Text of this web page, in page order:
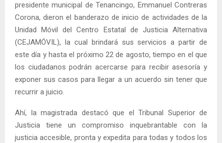
presidente municipal de Tenancingo, Emmanuel Contreras
Corona, dieron el banderazo de inicio de actividades de la
Unidad Móvil del Centro Estatal de Justicia Alternativa
(CEJAMÓVIL), la cual brindará sus servicios a partir de
este día y hasta el próximo 22 de agosto, tiempo en el que
los ciudadanos podrán acercarse para recibir asesoría y
exponer sus casos para llegar a un acuerdo sin tener que
recurrir a juicio.
Ahí, la magistrada destacó que el Tribunal Superior de
Justicia tiene un compromiso inquebrantable con la
justicia accesible, pronta y expedita para todas y todos los